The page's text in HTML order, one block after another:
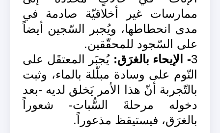
ممارسات غير أخلاقيّة صادمة في
مدى انحطاطها، ويُجبر السّجين أيضاً
على السّجود للمحقّقين.
3- الإيحاء بالغرَق: يُجبَر المعتقَل على
النّوم على وسادة مبلّلة بالماء، وثبت
بالتّجربة أنّ هذا الأمر يَخلق لديه -بعد
دخوله مرحلةَ السُّبات- شعوراً
بالغرَق، فيستيقظ مذعوراً.